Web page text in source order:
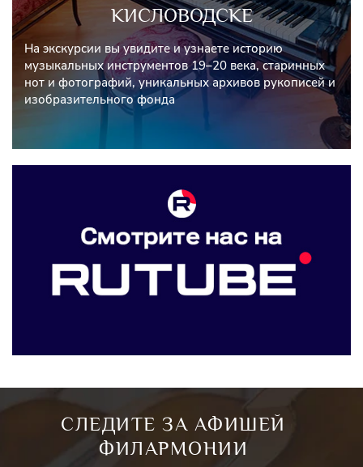
КИСЛОВОДСКЕ
На экскурсии вы увидите и узнаете историю
музыкальных инструментов 19–20 века, старинных
нот и фотографий, уникальных архивов рукописей и
изобразительного фонда
СЛЕДИТЕ ЗА АФИШЕЙ
ФИЛАРМОНИИ